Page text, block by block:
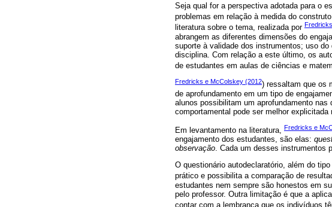
Seja qual for a perspectiva adotada para o
problemas em relação à medida do
literatura sobre o tema, realizada por
abrangem as diferentes dimensões do
suporte à validade dos instrumentos; uso
disciplina. Com relação a este último, os
de estudantes em aulas de ciências e
Fredricks e McColskey (2012) ressaltam que os
de aprofundamento em um tipo de
alunos possibilitam um aprofundamento
comportamental pode ser melhor
Em levantamento na literatura, Fredricks e
engajamento dos estudantes, são elas:
observação. Cada um desses instrumentos
O questionário autodeclaratório, além do
prático e possibilita a comparação de
estudantes nem sempre são honestos em
pelo professor. Outra limitação é que a
contar com a lembrança que os indivíduos